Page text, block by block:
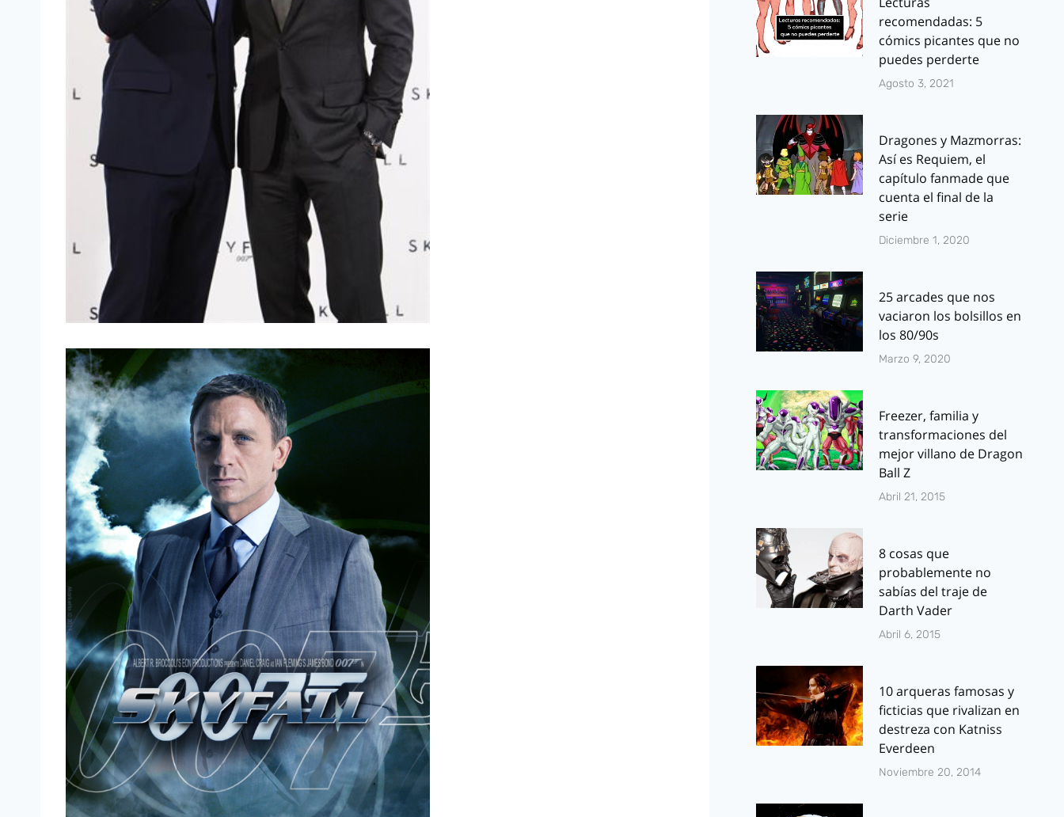
recomendadas: 5
cómics picantes que no
puedes perderte
Agosto 3, 2021
Dragones y Mazmorras:
Así es Requiem, el
capítulo fanmade que
cuenta el final de la
serie
Diciembre 1, 2020
25 arcades que nos
vaciaron los bolsillos en
los 80/90s
Marzo 9, 2020
Freezer, familia y
transformaciones del
mejor villano de Dragon
Ball Z
Abril 21, 2015
8 cosas que
probablemente no
sabías del traje de
Darth Vader
Abril 6, 2015
10 arqueras famosas y
ficticias que rivalizan en
destreza con Katniss
Everdeen
Noviembre 20, 2014